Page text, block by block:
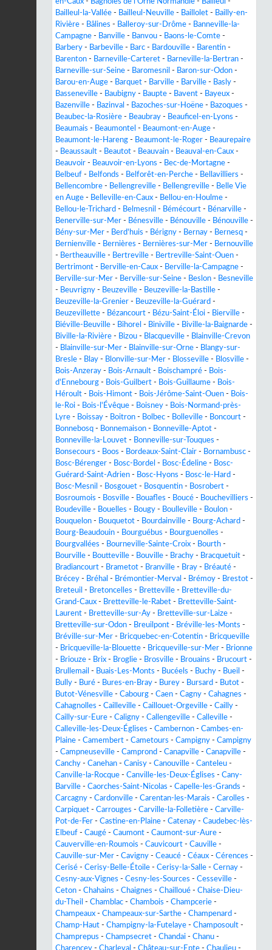
Bailleul-la-Vallée - Bailleul-Neuville - Baillolet - Bailly-en-
Rivière - Bâlines - Balleroy-sur-Drôme - Banneville-la-
Campagne - Banville - Banvou - Baons-le-Comte -
Barbery - Barbeville - Barc - Bardouville - Barentin -
Barenton - Barneville-Carteret - Barneville-la-Bertran -
Barneville-sur-Seine - Baromesnil - Baron-sur-Odon -
Barou-en-Auge - Barquet - Barville - Barville - Basly -
Basseneville - Baubigny - Baupte - Bavent - Bayeux -
Bazenville - Bazinval - Bazoches-sur-Hoëne - Bazoques -
Beaubec-la-Rosière - Beaubray - Beauficel-en-Lyons -
Beaumais - Beaumontel - Beaumont-en-Auge -
Beaumont-le-Hareng - Beaumont-le-Roger - Beaurepaire
- Beaussault - Beautot - Beauvain - Beauval-en-Caux -
Beauvoir - Beauvoir-en-Lyons - Bec-de-Mortagne -
Belbeuf - Belfonds - Belforêt-en-Perche - Bellavilliers -
Bellencombre - Bellengreville - Bellengreville - Belle Vie
en Auge - Belleville-en-Caux - Bellou-en-Houlme -
Bellou-le-Trichard - Belmesnil - Bémécourt - Bénarville -
Benerville-sur-Mer - Bénesville - Bénouville - Bénouville -
Bény-sur-Mer - Berd'huis - Bérigny - Bernay - Bernesq -
Bernienville - Bernières - Bernières-sur-Mer - Bernouville
- Bertheauville - Bertreville - Bertreville-Saint-Ouen -
Bertrimont - Berville-en-Caux - Berville-la-Campagne -
Berville-sur-Mer - Berville-sur-Seine - Beslon - Besneville
- Beuvrigny - Beuzeville - Beuzeville-la-Bastille -
Beuzeville-la-Grenier - Beuzeville-la-Guérard -
Beuzevillette - Bézancourt - Bézu-Saint-Éloi - Bierville -
Biéville-Beuville - Bihorel - Biniville - Biville-la-Baignarde -
Biville-la-Rivière - Bizou - Blacqueville - Blainville-Crevon
- Blainville-sur-Mer - Blainville-sur-Orne - Blangy-sur-
Bresle - Blay - Blonville-sur-Mer - Blosseville - Blosville -
Bois-Anzeray - Bois-Arnault - Boischampré - Bois-
d'Ennebourg - Bois-Guilbert - Bois-Guillaume - Bois-
Héroult - Bois-Himont - Bois-Jérôme-Saint-Ouen - Bois-
le-Roi - Bois-l'Évêque - Boisney - Bois-Normand-près-
Lyre - Boissay - Boitron - Bolbec - Bolleville - Boncourt -
Bonnebosq - Bonnemaison - Bonneville-Aptot -
Bonneville-la-Louvet - Bonneville-sur-Touques -
Bonsecours - Boos - Bordeaux-Saint-Clair - Bornambusc -
Bosc-Bérenger - Bosc-Bordel - Bosc-Édeline - Bosc-
Guérard-Saint-Adrien - Bosc-Hyons - Bosc-le-Hard -
Bosc-Mesnil - Bosgouet - Bosquentin - Bosrobert -
Bosroumois - Bosville - Bouafles - Boucé - Bouchevilliers -
Boudeville - Bouelles - Bougy - Boulleville - Boulon -
Bouquelon - Bouquetot - Bourdainville - Bourg-Achard -
Bourg-Beaudouin - Bourguébus - Bourguenolles -
Bourgvallées - Bourneville-Sainte-Croix - Bourth -
Bourville - Boutteville - Bouville - Brachy - Bracquetuit -
Bradiancourt - Brametot - Branville - Bray - Bréauté -
Brécey - Bréhal - Brémontier-Merval - Brémoy - Brestot -
Breteuil - Bretoncelles - Bretteville - Bretteville-du-
Grand-Caux - Bretteville-le-Rabet - Bretteville-Saint-
Laurent - Bretteville-sur-Ay - Bretteville-sur-Laize -
Bretteville-sur-Odon - Breuilpont - Bréville-les-Monts -
Bréville-sur-Mer - Bricquebec-en-Cotentin - Bricqueville
- Bricqueville-la-Blouette - Bricqueville-sur-Mer - Brionne
- Briouze - Brix - Broglie - Brosville - Brouains - Brucourt -
Brullemail - Buais-Les-Monts - Bucéels - Buchy - Bueil -
Bully - Buré - Bures-en-Bray - Burey - Bursard - Butot -
Butot-Vénesville - Cabourg - Caen - Cagny - Cahagnes -
Cahagnolles - Cailleville - Caillouet-Orgeville - Cailly -
Cailly-sur-Eure - Caligny - Callengeville - Calleville -
Calleville-les-Deux-Églises - Cambernon - Cambes-en-
Plaine - Camembert - Cametours - Campigny - Campigny
- Campneuseville - Camprond - Canapville - Canapville -
Canchy - Canehan - Canisy - Canouville - Canteleu -
Canville-la-Rocque - Canville-les-Deux-Églises - Cany-
Barville - Caorches-Saint-Nicolas - Capelle-les-Grands -
Carcagny - Cardonville - Carentan-les-Marais - Carolles -
Carpiquet - Carrouges - Carville-la-Folletière - Carville-
Pot-de-Fer - Castine-en-Plaine - Catenay - Caudebec-lès-
Elbeuf - Caugé - Caumont - Caumont-sur-Aure -
Cauverville-en-Roumois - Cauvicourt - Cauville -
Cauville-sur-Mer - Cavigny - Ceaucé - Céaux - Cérences -
Cerisé - Cerisy-Belle-Étoile - Cerisy-la-Salle - Cernay -
Cesny-aux-Vignes - Cesny-les-Sources - Cesseville -
Ceton - Chahains - Chaignes - Chailloué - Chaise-Dieu-
du-Theil - Chamblac - Chambois - Champcerie -
Champeaux - Champeaux-sur-Sarthe - Champenard -
Champ-Haut - Champigny-la-Futelaye - Champosoult -
Champrepus - Champsecret - Chandai - Chanu -
Charencey - Charleval - Château-sur-Epte - Chaulieu -